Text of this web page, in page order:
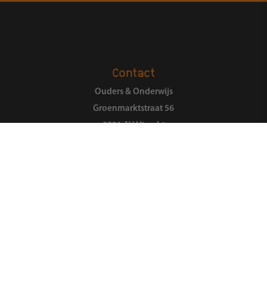
Contact
Ouders & Onderwijs
Groenmarktstraat 56
3521 AV Utrecht